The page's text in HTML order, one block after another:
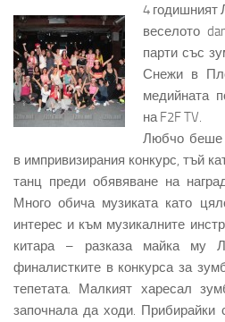
4 годишният
веселото
парти със
Снежи в
медийната
на F2F TV.
Любчо беше
в импривизирания конкурс, тъй
танц преди обявяване на
Много обича музиката като
интерес и към музикалните
китара – разказа майка му
финалистките в конкурса за
тепетата. Малкият харесал
започнала да ходи. Прибирайки